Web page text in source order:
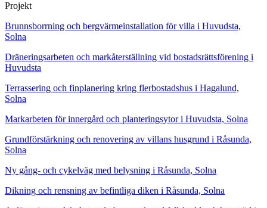
Projekt
Brunnsborrning och bergvärmeinstallation för villa i Huvudsta,
Solna
Dräneringsarbeten och markåterställning vid bostadsrättsförening i
Huvudsta
Terrassering och finplanering kring flerbostadshus i Hagalund,
Solna
Markarbeten för innergård och planteringsytor i Huvudsta, Solna
Grundförstärkning och renovering av villans husgrund i Råsunda,
Solna
Ny gång- och cykelväg med belysning i Råsunda, Solna
Dikning och rensning av befintliga diken i Råsunda, Solna